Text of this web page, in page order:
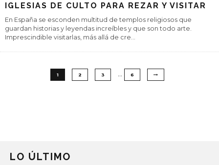
IGLESIAS DE CULTO PARA REZAR Y VISITAR
En España se esconden multitud de templos religiosos que
guardan historias y leyendas increíbles y que son todo arte.
Imprescindible visitarlas, más allá de cre
1 2 3 … 6
LO ÚLTIMO